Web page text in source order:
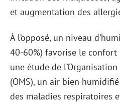
et augmentation des
À l’opposé, un niveau
40-60%) favorise le confort
une étude de
(OMS), un air bien
des maladies respiratoires